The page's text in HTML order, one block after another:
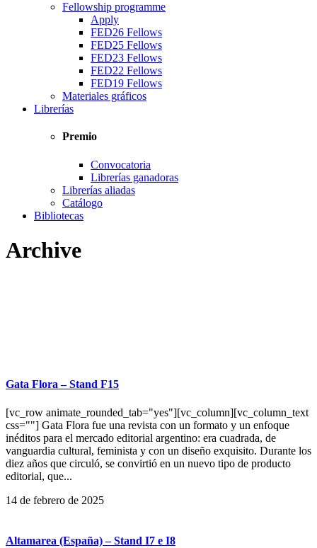
Fellowship programme
Apply
FED26 Fellows
FED25 Fellows
FED23 Fellows
FED22 Fellows
FED19 Fellows
Materiales gráficos
Librerías
Premio
Convocatoria
Librerías ganadoras
Librerías aliadas
Catálogo
Bibliotecas
Archive
Gata Flora – Stand F15
[vc_row animate_rounded_tab="yes"][vc_column][vc_column_text
css=""] Gata Flora fue una revista con un formato y un enfoque
inéditos para el mercado editorial argentino: era cuadrada, de
vanguardia cultural, feminista y con un diseño exquisito. Durante los
diez años que circuló, se convirtió en un nuevo tipo de producto
editorial, que...
14 de febrero de 2025
Altamarea (España) – Stand I7 e I8